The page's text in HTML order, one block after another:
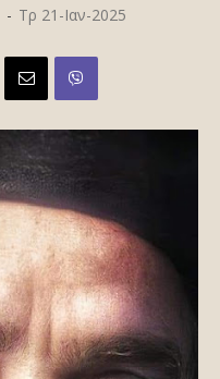
- Τρ 21-Ιαν-2025